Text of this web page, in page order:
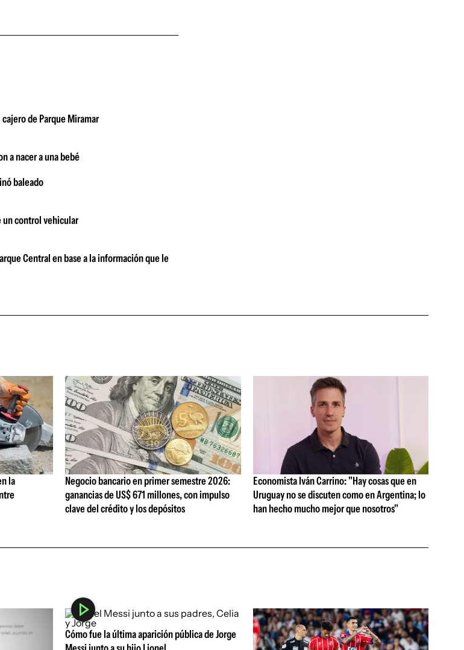
de Parque Miramar
a nacer a una bebé
baleado
un control vehicular
Central en base a la información que le
la
Negocio bancario en primer semestre 2026:
ganancias de US$ 671 millones, con impulso
clave del crédito y los depósitos
Economista Iván Carrino: "Hay cosas que en
Uruguay no se discuten como en Argentina; lo
han hecho mucho mejor que nosotros"
Cómo fue la última aparición pública de Jorge